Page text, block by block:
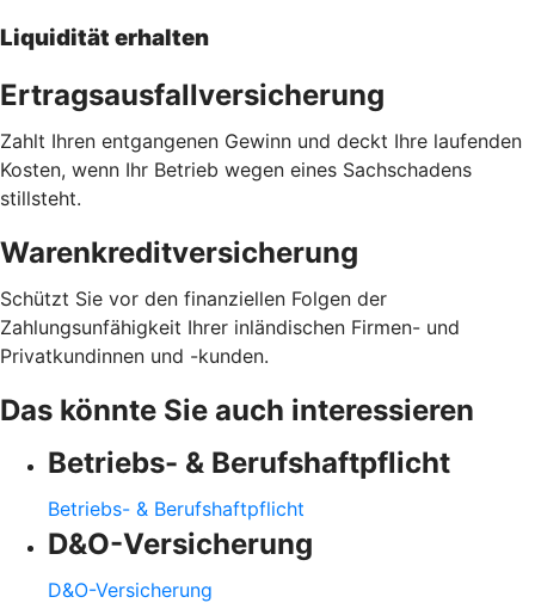
Liquidität erhalten
Ertragsausfallversicherung
Zahlt Ihren entgangenen Gewinn und deckt Ihre laufenden
Kosten, wenn Ihr Betrieb wegen eines Sachschadens
stillsteht.
Warenkreditversicherung
Schützt Sie vor den finanziellen Folgen der
Zahlungsunfähigkeit Ihrer inländischen Firmen- und
Privatkundinnen und -kunden.
Das könnte Sie auch interessieren
Betriebs- & Berufshaftpflicht
Betriebs- & Berufshaftpflicht
D&O-Versicherung
D&O-Versicherung